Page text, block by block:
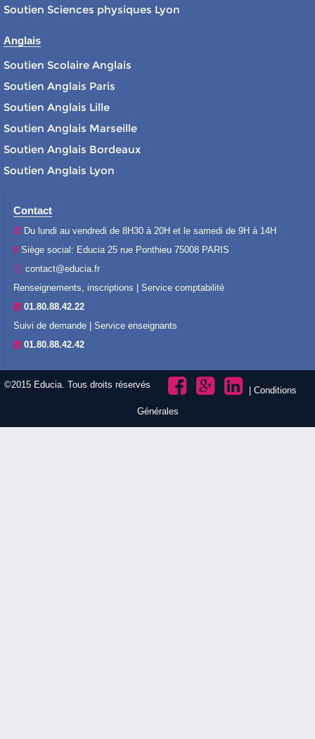
Soutien Sciences physiques Lyon
Anglais
Soutien Scolaire Anglais
Soutien Anglais Paris
Soutien Anglais Lille
Soutien Anglais Marseille
Soutien Anglais Bordeaux
Soutien Anglais Lyon
Contact
Du lundi au vendredi de 8H30 à 20H et le samedi de 9H à 14H
Siège social: Educia 25 rue Ponthieu 75008 PARIS
contact@educia.fr
Renseignements, inscriptions | Service comptabilité
01.80.88.42.22
Suivi de demande | Service enseignants
01.80.88.42.42
©2015 Educia. Tous droits réservés
Conditions
Générales